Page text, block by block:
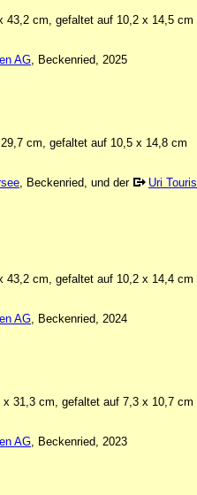
43,2 cm, gefaltet auf 10,2 x 14,5 cm
AG, Beckenried, 2025
cm, gefaltet auf 10,5 x 14,8 cm
, Beckenried, und der Uri
43,2 cm, gefaltet auf 10,2 x 14,4 cm
AG, Beckenried, 2024
x 31,3 cm, gefaltet auf 7,3 x 10,7 cm
AG, Beckenried, 2023